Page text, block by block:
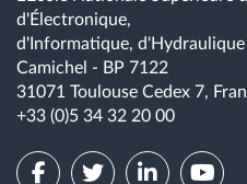
d'Électronique,
d'Informatique,
Camichel - BP 7122
31071 Toulouse Cedex 7,
+33 (0)5 34 32 20 00